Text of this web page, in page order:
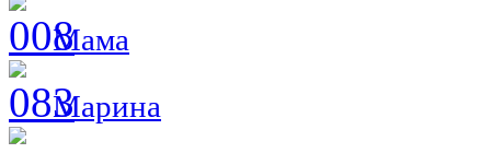
Мама
Марина